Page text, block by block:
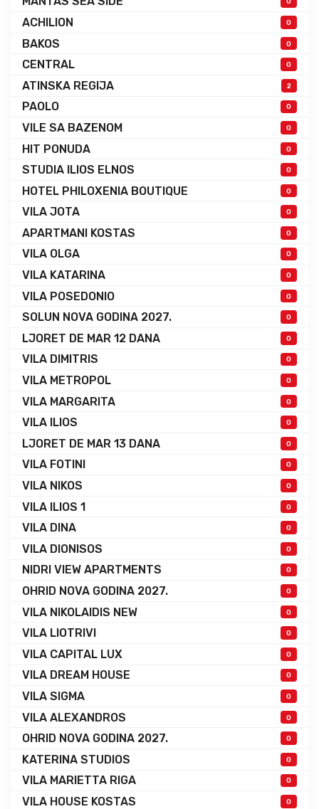
ACHILION 0
BAKOS 0
CENTRAL 0
ATINSKA REGIJA 2
PAOLO 0
VILE SA BAZENOM 0
HIT PONUDA 0
STUDIA ILIOS ELNOS 0
HOTEL PHILOXENIA BOUTIQUE 0
VILA JOTA 0
APARTMANI KOSTAS 0
VILA OLGA 0
VILA KATARINA 0
VILA POSEDONIO 0
SOLUN NOVA GODINA 2027. 0
LJORET DE MAR 12 DANA 0
VILA DIMITRIS 0
VILA METROPOL 0
VILA MARGARITA 0
VILA ILIOS 0
LJORET DE MAR 13 DANA 0
VILA FOTINI 0
VILA NIKOS 0
VILA ILIOS 1 0
VILA DINA 0
VILA DIONISOS 0
NIDRI VIEW APARTMENTS 0
OHRID NOVA GODINA 2027. 0
VILA NIKOLAIDIS NEW 0
VILA LIOTRIVI 0
VILA CAPITAL LUX 0
VILA DREAM HOUSE 0
VILA SIGMA 0
VILA ALEXANDROS 0
OHRID NOVA GODINA 2027. 0
KATERINA STUDIOS 0
VILA MARIETTA RIGA 0
VILA HOUSE KOSTAS 0